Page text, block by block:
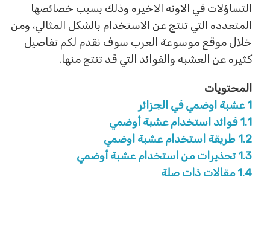
التساؤلات في الاونه الاخيره وذلك بسبب خصائصها
المتعدده التي تنتج عن الاستخدام بالشكل المثالي، ومن
خلال موقع موسوعة العرب سوف نقدم لكم تفاصيل
كثيره عن العشبه والفوائد التي قد تنتج منها.
المحتويات
عشبة اوضمي في الجزائر
فوائد استخدام عشبة أوضمي
1.2طريقة استخدام عشبة اوضمي
1.3تحذيرات من استخدام عشبة أوضمي
1.4مقالات ذات صلة